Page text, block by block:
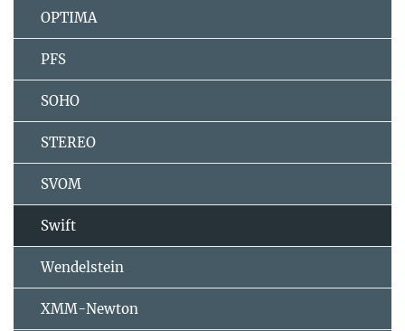
OPTIMA
PFS
SOHO
STEREO
SVOM
Swift
Wendelstein
XMM-Newton